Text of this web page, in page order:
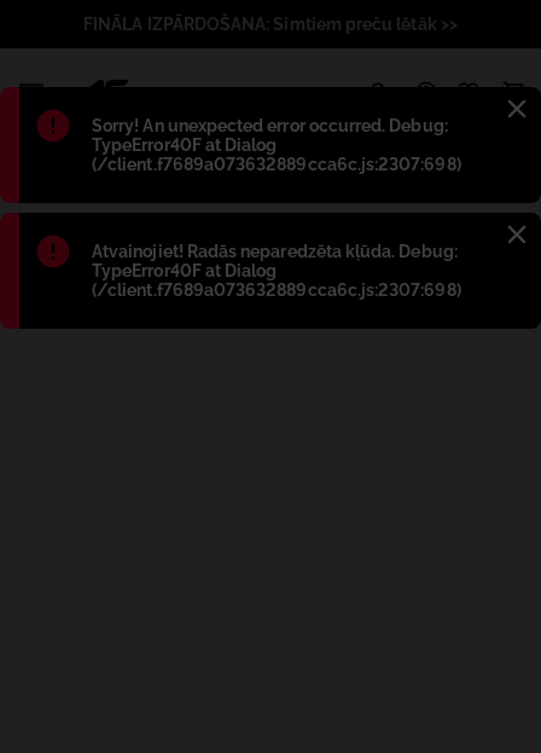
Błąd:
Sorry! An unexpected error occurred. Debug:
TypeError40F at Dialog
(/client.f7689a073632889cca6c.js:2307:698)
Błąd:
Atvainojiet! Radās neparedzēta kļūda. Debug:
TypeError40F at Dialog
(/client.f7689a073632889cca6c.js:2307:698)
FINĀLA IZPĀRDOŠANA: Simtiem preču lētāk >>